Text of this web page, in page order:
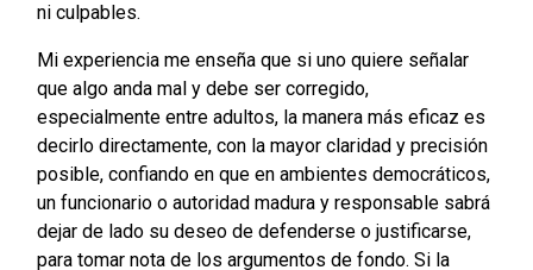
ni culpables.
Mi experiencia me enseña que si uno quiere señalar
que algo anda mal y debe ser corregido,
especialmente entre adultos, la manera más eficaz es
decirlo directamente, con la mayor claridad y precisión
posible, confiando en que en ambientes democráticos,
un funcionario o autoridad madura y responsable sabrá
dejar de lado su deseo de defenderse o justificarse,
para tomar nota de los argumentos de fondo. Si la